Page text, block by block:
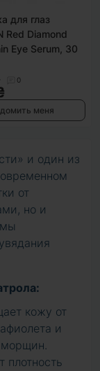
для глаз
Red Diamond
Eye Serum, 30
0
меня
и один из
от
но и
кожу от
и
морщин.
плотность